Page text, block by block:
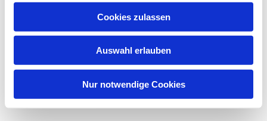
Cookies zulassen
Auswahl erlauben
Nur notwendige Cookies
Impressum Datenschutzerklärung
ChurchDesk-
Login